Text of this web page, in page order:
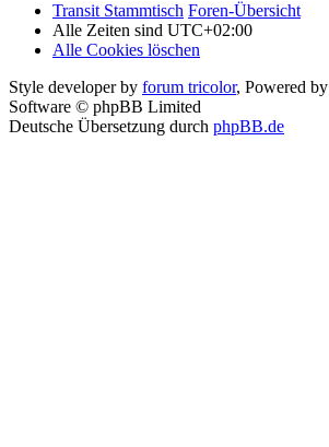
Transit Stammtisch Foren-Übersicht
Alle Zeiten sind UTC+02:00
Alle Cookies löschen
Style developer by forum tricolor, Powered by
Software © phpBB Limited
Deutsche Übersetzung durch phpBB.de